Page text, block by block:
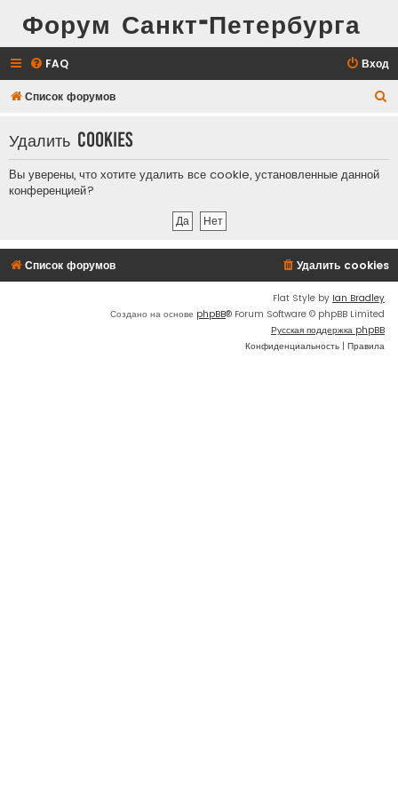
Форум Санкт-Петербурга
FAQ Вход
Список форумов
с
Удалить cookies
Вы уверены, что хотите удалить все cookie, установленные данной
конференцией?
Список форумов Удалить cookies
Flat Style by Ian Bradley
Создано на основе phpBB® Forum Software © phpBB Limited
Русская поддержка phpBB
Конфиденциальность | Правила